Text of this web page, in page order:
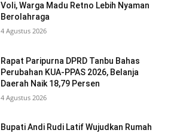
Voli, Warga Madu Retno Lebih Nyaman
Berolahraga
4 Agustus 2026
Rapat Paripurna DPRD Tanbu Bahas
Perubahan KUA-PPAS 2026, Belanja
Daerah Naik 18,79 Persen
4 Agustus 2026
Bupati Andi Rudi Latif Wujudkan Rumah